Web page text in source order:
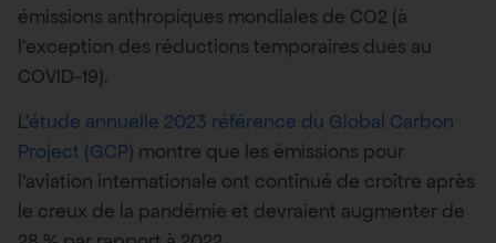
émissions anthropiques mondiales de CO2 (à
l’exception des réductions temporaires dues au
COVID-19).
L’étude annuelle 2023 référence du Global Carbon
Project (GCP) montre que les émissions pour
l’aviation internationale ont continué de croître après
le creux de la pandémie et devraient augmenter de